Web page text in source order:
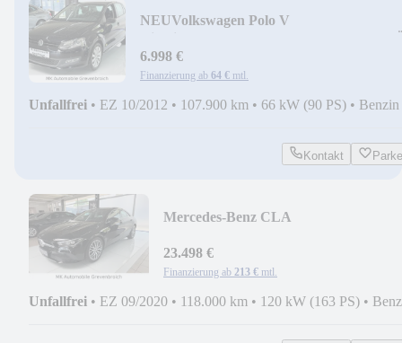
NEUVolkswagen Polo V
NEU
6.998 €
Finanzierung ab 64 € mtl.
Unfallfrei • EZ 10/2012 • 107.900 km • 66 kW (90 PS) • Benzin
Kontakt
Mercedes-Benz CLA
12
23.498 €
Finanzierung ab 213 € mtl.
Unfallfrei • EZ 09/2020 • 118.000 km • 120 kW (163 PS) •